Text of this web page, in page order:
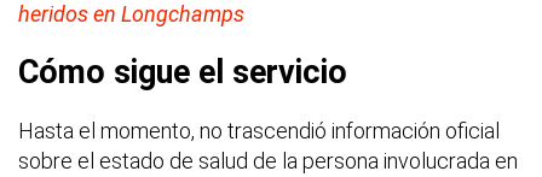
heridos en Longchamps
Cómo sigue el servicio
Hasta el momento, no trascendió información oficial
sobre el estado de salud de la persona involucrada en